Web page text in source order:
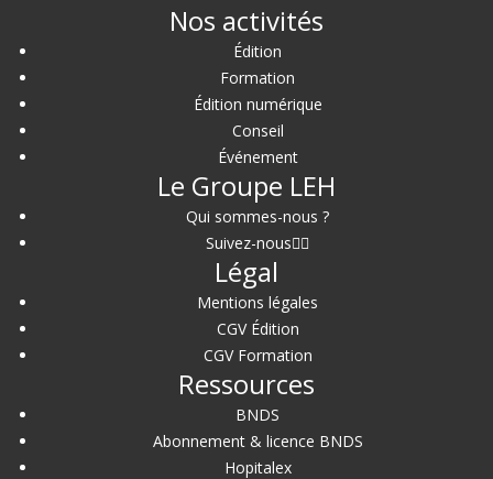
Nos activités
Édition
Formation
Édition numérique
Conseil
Événement
Le Groupe LEH
Qui sommes-nous ?
Suivez-nous
Légal
Mentions légales
CGV Édition
CGV Formation
Ressources
BNDS
Abonnement & licence BNDS
Hopitalex